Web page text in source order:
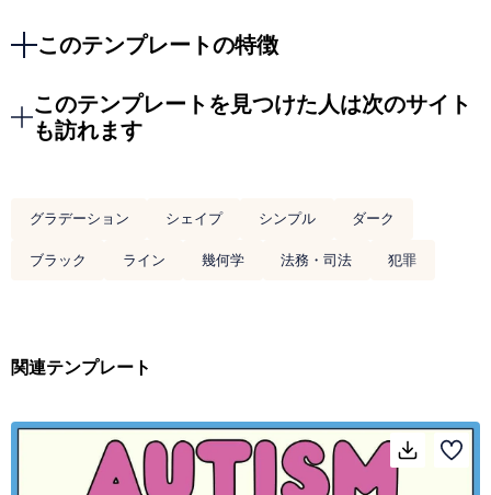
このテンプレートの特徴
このテンプレートを見つけた人は次のサイト
も訪れます
グラデーション シェイプ シンプル
ダーク
ブラック
ライン 幾何学 法務・司法 犯罪
関連テンプレート